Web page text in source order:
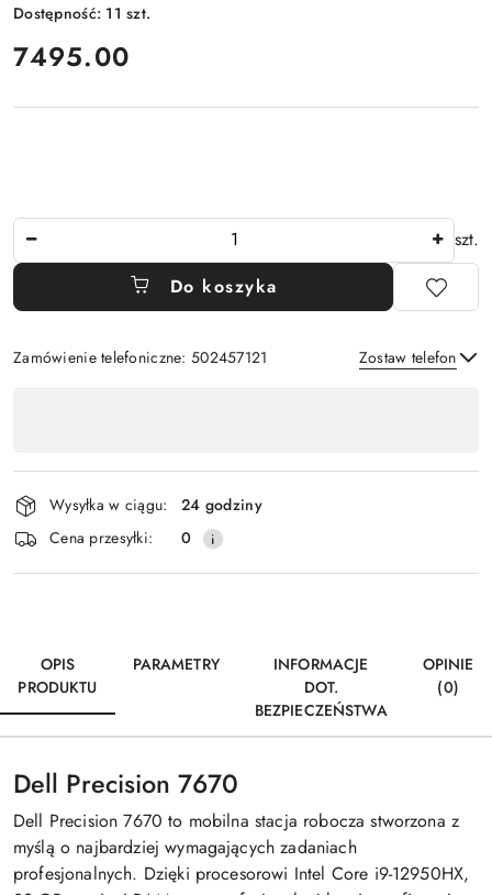
Dostępność: 11szt.
cena:
7495.00
szt.
Do koszyka
Zamówienie telefoniczne: 502457121 Zostaw telefon
płatność
i
dostawa
Wysyłka w ciągu:
24 godziny
Cena przesyłki:
0
OPIS
PRODUKTU
PARAMETRY
INFORMACJE
DOT.
BEZPIECZEŃSTWA
OPINIE
(0)
Dell Precision 7670
Dell Precision 7670 to mobilna stacja robocza stworzona z
myślą o najbardziej wymagających zadaniach
profesjonalnych. Dzięki procesorowi Intel Core i9-12950HX,